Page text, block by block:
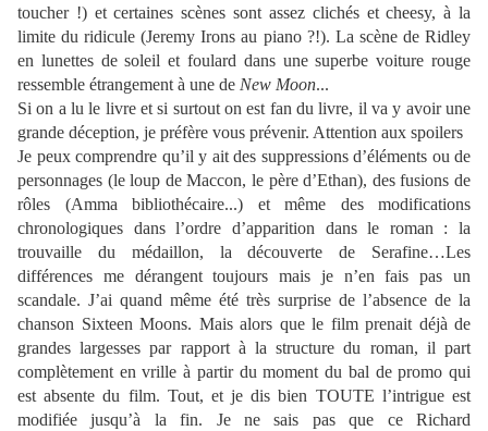
toucher !) et certaines scènes sont assez clichés et cheesy, à la
limite du ridicule (Jeremy Irons au piano ?!). La scène de Ridley
en lunettes de soleil et foulard dans une superbe voiture rouge
ressemble étrangement à une de New Moon...
Si on a lu le livre et si surtout on est fan du livre, il va y avoir une
grande déception, je préfère vous prévenir. Attention aux spoilers
Je peux comprendre qu’il y ait des suppressions d’éléments ou de
personnages (le loup de Maccon, le père d’Ethan), des fusions de
rôles (Amma bibliothécaire...) et même des modifications
chronologiques dans l’ordre d’apparition dans le roman : la
trouvaille du médaillon, la découverte de Serafine…Les
différences me dérangent toujours mais je n’en fais pas un
scandale. J’ai quand même été très surprise de l’absence de la
chanson Sixteen Moons. Mais alors que le film prenait déjà de
grandes largesses par rapport à la structure du roman, il part
complètement en vrille à partir du moment du bal de promo qui
est absente du film. Tout, et je dis bien TOUTE l’intrigue est
modifiée jusqu’à la fin. Je ne sais pas que ce Richard